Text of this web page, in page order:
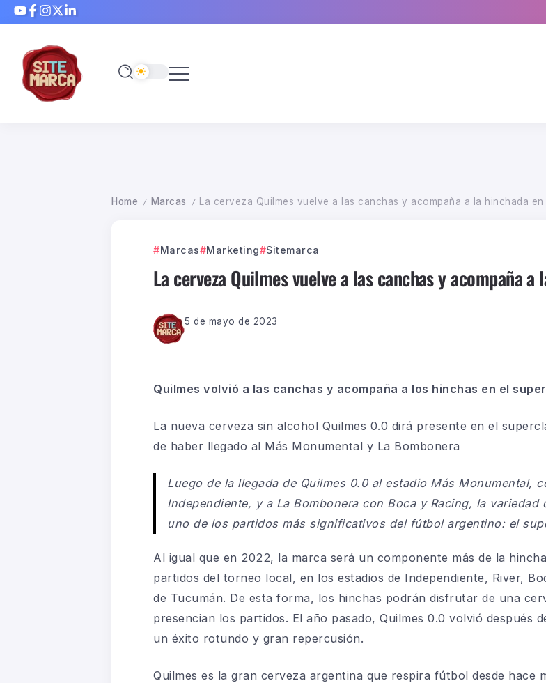
Home / Marcas / La cerveza Quilmes vuelve a las canchas y acompaña a la hinchada
Marcas Marketing Sitemarca
La cerveza Quilmes vuelve a las canchas y acompaña
5 de mayo de 2023
Quilmes volvió a las canchas y acompaña a los hinchas en el
La nueva cerveza sin alcohol Quilmes 0.0 dirá presente en el
de haber llegado al Más Monumental y La Bombonera
Luego de la llegada de Quilmes 0.0 al estadio Más Monumental,
Independiente, y a La Bombonera con Boca y Racing, la
uno de los partidos más significativos del fútbol argentino: el
Al igual que en 2022, la marca será un componente más de la
partidos del torneo local, en los estadios de Independiente, River,
de Tucumán. De esta forma, los hinchas podrán disfrutar de una
presencian los partidos. El año pasado, Quilmes 0.0 volvió después
un éxito rotundo y gran repercusión.
Quilmes es la gran cerveza argentina que respira fútbol desde hace